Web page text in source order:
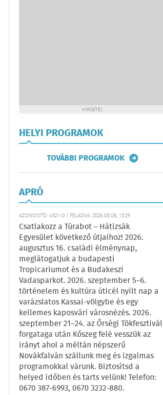
HIRDETÉS
HELYI PROGRAMOK
TOVÁBBI PROGRAMOK
APRÓ
AZONOSÍTÓ: 452110 | FELADVA: 2026.08.06, 13:29
Csatlakozz a Túrabot – Hátizsák
Egyesület következő útjaihoz! 2026.
augusztus 16. családi élménynap,
meglátogatjuk a budapesti
Tropicariumot és a Budakeszi
Vadasparkot. 2026. szeptember 5–6.
történelem és kultúra úticél nyílt nap a
varázslatos Kassai-völgybe és egy
kellemes kaposvári városnézés. 2026.
szeptember 21–24. az Őrségi Tökfesztivál
forgataga után Kőszeg felé vesszük az
irányt ahol a méltán népszerű
Novákfalván szállunk meg és izgalmas
programokkal várunk. Biztosítsd a
helyed időben és tarts velünk! Telefon:
0670 387-6993, 0670 3232-880.